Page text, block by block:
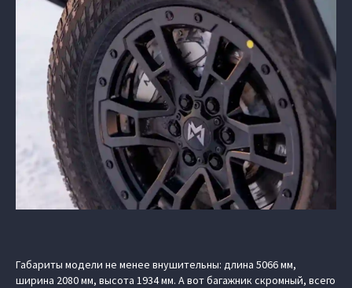
Габариты модели не менее внушительны: длина 5066 мм,
ширина 2080 мм, высота 1934 мм. А вот багажник скромный, всего